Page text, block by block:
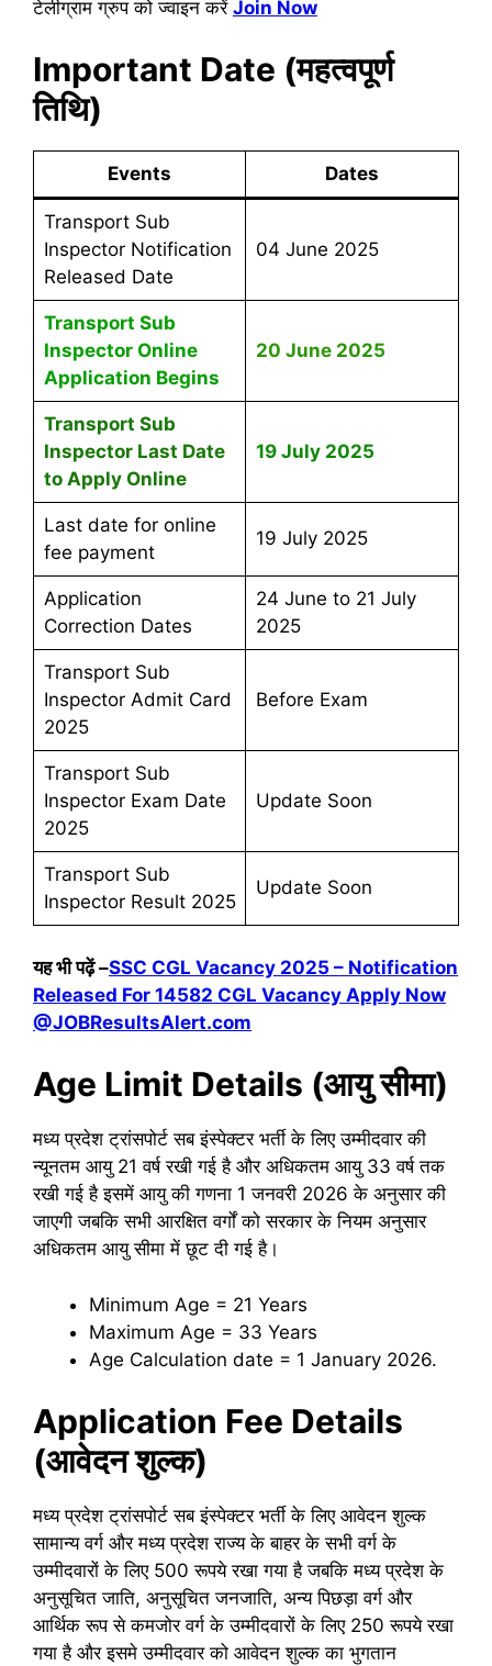
टेलीग्राम ग्रुप को ज्वाइन करें Join Now
Important Date (महत्वपूर्ण
तिथि)
Events Dates
Transport Sub
Inspector Notification
Released Date
04 June 2025
Transport Sub
Inspector Online
Application Begins
20 June 2025
Transport Sub
Inspector Last Date
to Apply Online
19 July 2025
Last date for online
fee payment
19 July 2025
Application
Correction Dates
24 June to 21 July
2025
Transport Sub
Inspector Admit Card
2025
Before Exam
Transport Sub
Inspector Exam Date
2025
Update Soon
Transport Sub
Inspector Result 2025
Update Soon
यह भी पढ़ें –SSC CGL Vacancy 2025 – Notification
Released For 14582 CGL Vacancy Apply Now
@JOBResultsAlert.com
Age Limit Details (आयु सीमा)
मध्य प्रदेश ट्रांसपोर्ट सब इंस्पेक्टर भर्ती के लिए उम्मीदवार की
न्यूनतम आयु 21 वर्ष रखी गई है और अधिकतम आयु 33 वर्ष तक
रखी गई है इसमें आयु की गणना 1 जनवरी 2026 के अनुसार की
जाएगी जबकि सभी आरक्षित वर्गों को सरकार के नियम अनुसार
अधिकतम आयु सीमा में छूट दी गई है।
Minimum Age = 21 Years
Maximum Age = 33 Years
Age Calculation date = 1 January 2026.
Application Fee Details
(आवेदन शुल्क)
मध्य प्रदेश ट्रांसपोर्ट सब इंस्पेक्टर भर्ती के लिए आवेदन शुल्क
सामान्य वर्ग और मध्य प्रदेश राज्य के बाहर के सभी वर्ग के
उम्मीदवारों के लिए 500 रूपये रखा गया है जबकि मध्य प्रदेश के
अनुसूचित जाति, अनुसूचित जनजाति, अन्य पिछड़ा वर्ग और
आर्थिक रूप से कमजोर वर्ग के उम्मीदवारों के लिए 250 रूपये रखा
गया है और इसमे उम्मीदवार को आवेदन शुल्क का भुगतान